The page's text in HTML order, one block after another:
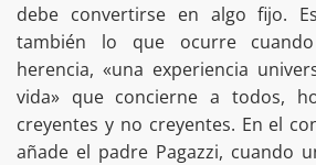
debe convertirse en algo fijo.
también lo que ocurre
herencia, «una experiencia
vida» que concierne a todos,
creyentes y no creyentes. En el
añade el padre Pagazzi, cuando